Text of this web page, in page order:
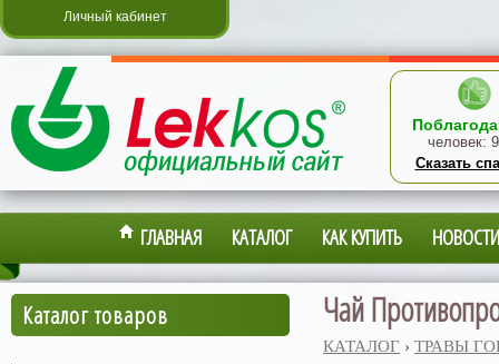
Личный кабинет
человек:
Сказать
ГЛАВНАЯ КАТАЛОГ КАК КУПИТЬ НОВОСТИ
Каталог товаров Чай
КАТАЛОГ › ТРАВЫ